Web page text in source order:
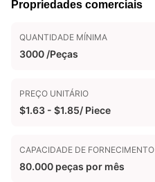
Propriedades comerciais
QUANTIDADE MÍNIMA
3000 /Peças
PREÇO UNITÁRIO
$1.63 - $1.85/ Piece
CAPACIDADE DE FORNECIMENTO
80.000 peças por mês